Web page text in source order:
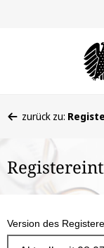
befinden
hier:
zurück zu:
Version des